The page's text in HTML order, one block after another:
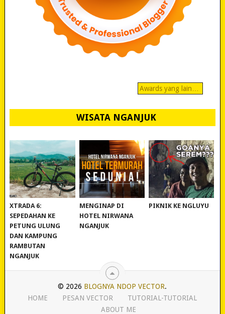
Awards yang lain…
WISATA NGANJUK
REVIEW POLYGON
XTRADA 6:
SEPEDAHAN KE
PETUNG ULUNG
DAN KAMPUNG
RAMBUTAN
NGANJUK
MURAH BANGET!
MENGINAP DI
HOTEL NIRWANA
NGANJUK
WISATA NGANJUK:
PIKNIK KE NGLUYU
© 2026 BLOGNYA NDOP VECTOR.
HOME
PESAN VECTOR
TUTORIAL-TUTORIAL
ABOUT ME